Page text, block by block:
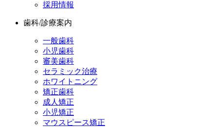
採用情報
歯科/診療案内
一般歯科
小児歯科
審美歯科
セラミック治療
ホワイトニング
矯正歯科
成人矯正
小児矯正
マウスピース矯正